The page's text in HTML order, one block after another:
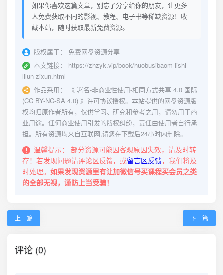
如果你喜欢这篇文章，别忘了分享给你的朋友，让更多
人免费获取不同的影视、教程、电子书等稀缺资源！收
藏本站，随时获取最新免费资源。
版权属于：
免费网盘资源分享
本文链接：
https://zhzyk.vip/book/huobusibaom-lishi-
lilun-zixun.html
作品采用：
《 署名-非商业性使用-相同方式共享 4.0 国际
(CC BY-NC-SA 4.0) 》许可协议授权。本站提供的网盘资源版
权均归原作者所有，仅供学习、研究和参考之用，请勿用于商
业用途。任何商业使用引发的版权纠纷，责任由使用者自行承
担。所有资源均来自互联网,请您在下载后24小时内删除。
温馨提示：
部分资源可能因客观原因失效，请及时转
存！若发现问题请评论区反馈，或留言区反馈，我们将及
时处理。 如果发现资源里有让加微信号买课程买会员之类
的全部无视，谨防上当受骗！
上一篇 下一篇
评论 (0)